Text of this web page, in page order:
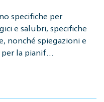
specifiche per
e salubri, specifiche
nonché spiegazioni e
la pianif…